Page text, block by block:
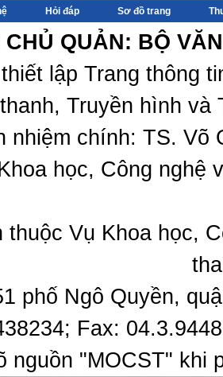
Hỏi đáp Sơ đồ trang
QUẢN: BỘ
lập Trang thông
Truyền hình
nhiệm chính: TS.
học, Công nghệ
thuộc Vụ Khoa học,
phố Ngô Quyền,
Fax:
nguồn "MOCST" khi